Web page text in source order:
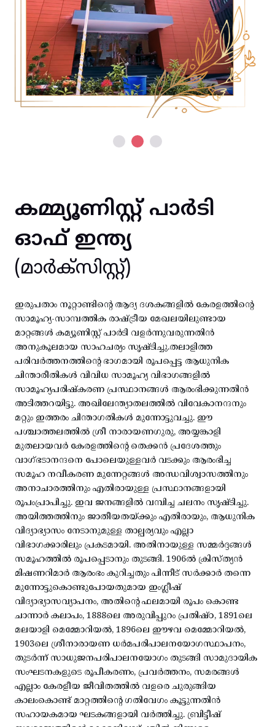
കമ്മ്യൂണിസ്റ്റ് പാർടി
ഓഫ് ഇന്ത്യ
(മാർക്സിസ്റ്റ്)
ഇരുപതാം നൂറ്റാണ്ടിന്റെ ആദ്യ ദശകങ്ങളിൽ കേരളത്തിന്റെ
സാമൂഹ്യ-സാമ്പത്തിക രാഷ്ട്രീയ മേഖലയിലുണ്ടായ
മാറ്റങ്ങൾ കമ്യൂണിസ്റ്റ് പാർടി വളർന്നുവരുന്നതിൻ
അനുകൂലമായ സാഹചര്യം സൃഷ്ടിച്ചു.തലാളിത്ത
പരിവർത്തനത്തിന്റെ ഭാഗമായി രൂപപ്പെട്ട ആധുനിക
ചിന്താരീതികൾ വിവിധ സാമൂഹ്യ വിഭാഗങ്ങളിൽ
സാമൂഹ്യപരിഷ്കരണ പ്രസ്ഥാനങ്ങൾ ആരംഭിക്കുന്നതിൻ
അടിത്തറയിട്ടു. അഖിലേന്ത്യാതലത്തിൽ വിവേകാനന്ദനും
മറ്റും ഇത്തരം ചിന്താഗതികൾ മുന്നോട്ടുവച്ചു. ഈ
പശ്ചാത്തലത്തിൽ ശ്രീ നാരായണഗുരു, അയ്യങ്കാളി
മുതലായവർ കേരളത്തിന്റെ തെക്കൻ പ്രദേശത്തും
വാഗ്ഭടാനന്ദനെ പോലെയുള്ളവർ വടക്കും ആരംഭിച്ച
സമൂഹ നവീകരണ മുന്നേറ്റങ്ങൾ അന്ധവിശ്വാസത്തിനും
അനാചാരത്തിനും എതിരായുള്ള പ്രസ്ഥാനങ്ങളായി
രൂപംപ്രാപിച്ചു. ഇവ ജനങ്ങളിൽ വമ്പിച്ച ചലനം സൃഷ്ടിച്ചു.
അയിത്തത്തിനും ജാതീയതയ്ക്കും എതിരായും, ആധുനിക
വിദ്യാഭ്യാസം നേടാനുമുള്ള താല്പര്യവും എല്ലാ
വിഭാഗക്കാരിലും പ്രകടമായി. അതിനായുള്ള സമ്മർദ്ദങ്ങൾ
സമൂഹത്തിൽ രൂപപ്പെടാനും തുടങ്ങി. 1906ൽ ക്രിസ്ത്യൻ
മിഷണറിമാർ ആരംഭം കുറിച്ചതും പിന്നീട് സർക്കാർ തന്നെ
മുന്നോട്ടുകൊണ്ടുപോയതുമായ ഇംഗ്ലീഷ്
വിദ്യാഭ്യാസവ്യാപനം, അതിന്റെ ഫലമായി രൂപം കൊണ്ട
ചാന്നാർ കലാപം, 1888ലെ അരുവിപ്പുറം പ്രതിഷ്ഠ, 1891ലെ
മലയാളി മെമ്മോറിയൽ, 1896ലെ ഈഴവ മെമ്മോറിയൽ,
1903ലെ ശ്രീനാരായണ ധർമപരിപാലനയോഗസ്ഥാപനം,
തുടർന്ന് സാധുജനപരിപാലനയോഗം തുടങ്ങി സാമുദായിക
സംഘടനകളുടെ രൂപീകരണം, പ്രവർത്തനം, സമരങ്ങൾ
എല്ലാം കേരളീയ ജീവിതത്തിൽ വളരെ ചുരുങ്ങിയ
കാലംകൊണ്ട് മാറ്റത്തിന്റെ ഗതിവേഗം കൂട്ടുന്നതിൻ
സഹായകമായ ഘടകങ്ങളായി വർത്തിച്ചു. ബ്രിട്ടീഷ്